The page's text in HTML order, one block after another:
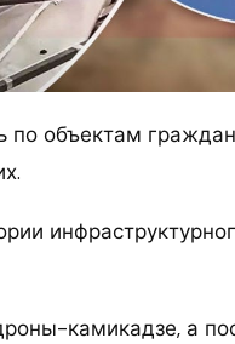
объектам
камикадзе, а